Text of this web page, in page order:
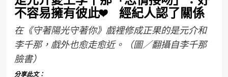
不容易擁有彼此❤ 經紀人認了關係
在《守著陽光守著你》戲裡修成正果的是元介和
李千那，戲外也愈走愈近。（圖／翻攝自李千那
臉書）
分享此文：